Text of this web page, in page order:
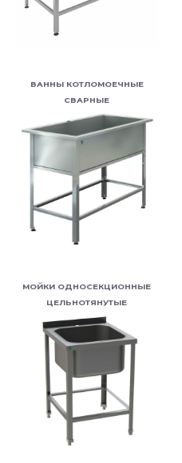
ВАННЫ КОТЛОМОЕЧНЫЕ
СВАРНЫЕ
МОЙКИ ОДНОСЕКЦИОННЫЕ
ЦЕЛЬНОТЯНУТЫЕ